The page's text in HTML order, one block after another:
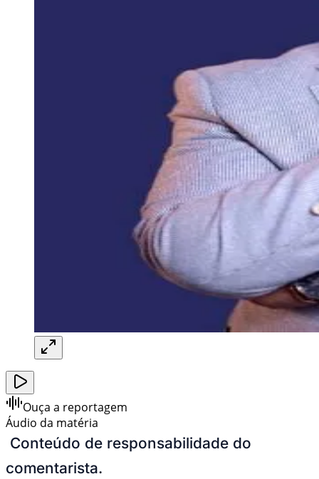
Ouça a reportagem
Áudio da matéria
Conteúdo de responsabilidade do
comentarista.